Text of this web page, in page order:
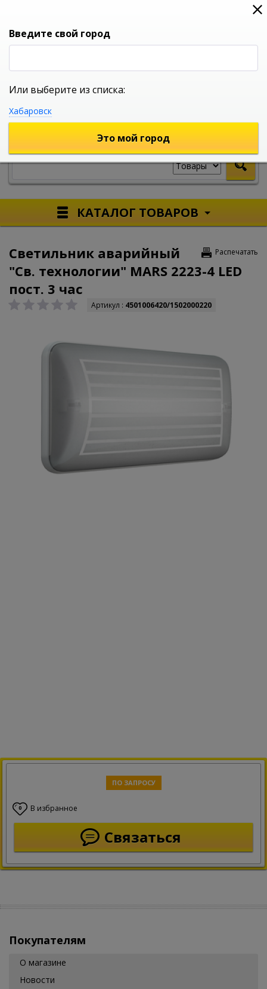
0
УНИВЕРСАЛЬНЫЙ ИНТЕРНЕТ МАГАЗИН
КАТАЛОГ ТОВАРОВ
Распечатать
Светильник аварийный
"Св. технологии" MARS 2223-4 LED
пост. 3 час
Артикул : 4501006420/1502000220
ПО ЗАПРОСУ
0 В избранное
Связаться
Покупателям
О магазине
Новости
Введите свой город
Или выберите из списка:
Хабаровск
Это мой город